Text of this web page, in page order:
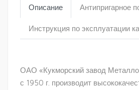
Описание Антипригарное
Инструкция по эксплуатации
ОАО «Кукморский завод
с 1950 г. производит